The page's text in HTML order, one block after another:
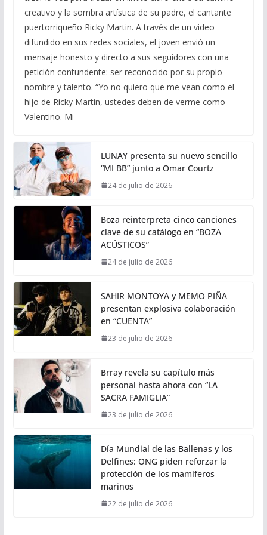
creativo y la sombra artística de su padre, el cantante
puertorriqueño Ricky Martin. A través de un video
difundido en sus redes sociales, el joven envió un
mensaje honesto y directo a sus seguidores con una
petición contundente: ser reconocido por su propio
nombre y talento. “Yo no quiero que me vean como el
hijo de Ricky Martin, ustedes deben de verme como
Valentino. Mi
LUNAY presenta su nuevo sencillo
“MI BB” junto a Omar Courtz
24 de julio de 2026
Boza reinterpreta cinco canciones
clave de su catálogo en “BOZA
ACÚSTICOS”
24 de julio de 2026
SAHIR MONTOYA y MEMO PIÑA
presentan explosiva colaboración
en “CUENTA”
23 de julio de 2026
Brray revela su capítulo más
personal hasta ahora con “LA
SACRA FAMIGLIA”
23 de julio de 2026
Día Mundial de las Ballenas y los
Delfines: ONG piden reforzar la
protección de los mamíferos
marinos
22 de julio de 2026